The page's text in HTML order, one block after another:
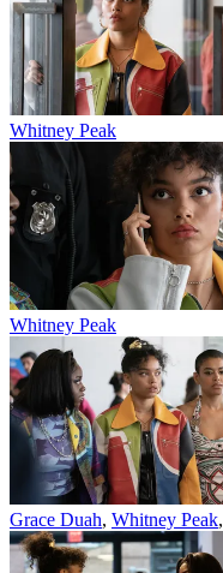
Whitney Peak
Whitney Peak
Grace Duah, Whitney Peak,